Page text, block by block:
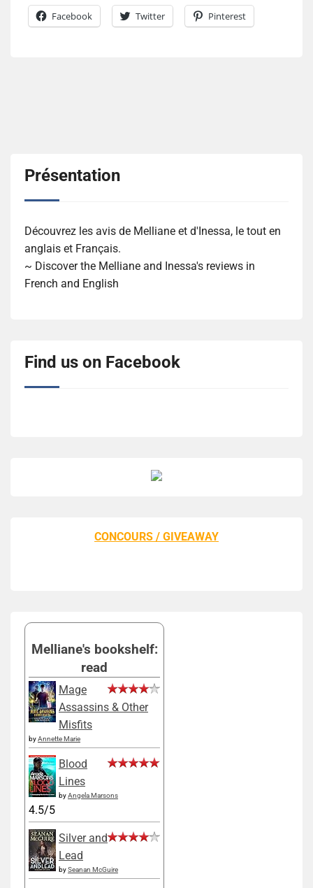
Facebook Twitter Pinterest
Présentation
Découvrez les avis de Melliane et d'Inessa, le tout en
anglais et Français.
~ Discover the Melliane and Inessa's reviews in
French and English
Find us on Facebook
CONCOURS / GIVEAWAY
Melliane's bookshelf:
read
Mage
Assassins & Other
Misfits
byAnnette Marie
Blood
Lines
byAngela Marsons
4.5/5
Silver and
Lead
bySeanan McGuire